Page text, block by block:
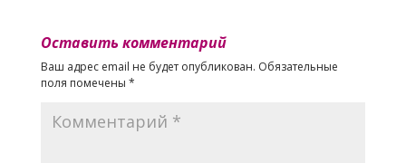
Оставить комментарий
Ваш адрес email не будет опубликован. Обязательные
поля помечены *